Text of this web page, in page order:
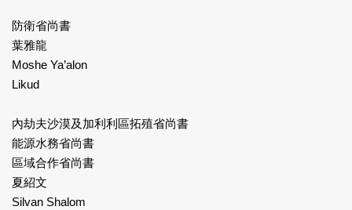
防衛省尚書
葉雅龍
Moshe Ya’alon
Likud
內劫夫沙漠及加利利區拓殖省尚書
能源水務省尚書
區域合作省尚書
夏紹文
Silvan Shalom